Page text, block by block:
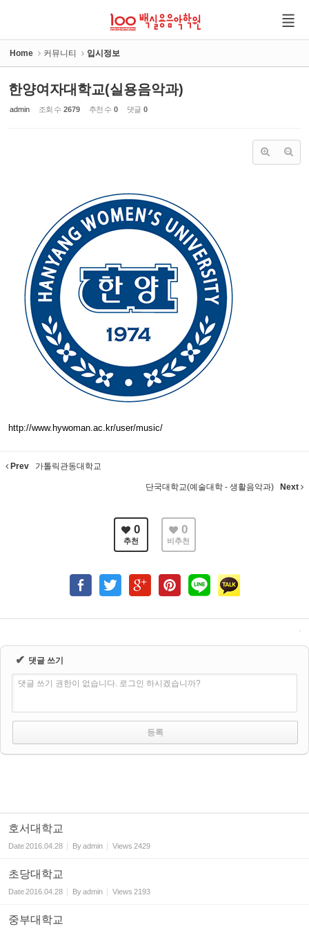
Home 커뮤니티 입시정보
한양여자대학교(실용음악과)
admin 조회 수 2679 추천 수 0 댓글 0
http://www.hywoman.ac.kr/user/music/
Prev 가톨릭관동대학교
단국대학교(예술대학 - 생활음악과) Next
0
추천
0
비추천
✔ 댓글 쓰기
댓글 쓰기 권한이 없습니다. 로그인 하시겠습니까?
호서대학교
Date2016.04.28 Byadmin Views 2429
초당대학교
Date2016.04.28 Byadmin Views 2193
중부대학교